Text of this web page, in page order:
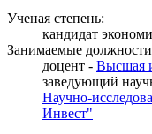
Ученая степень:
кандидат
Занимаемые
доцент - Высшая
заведующий
Научно-
Инвест"